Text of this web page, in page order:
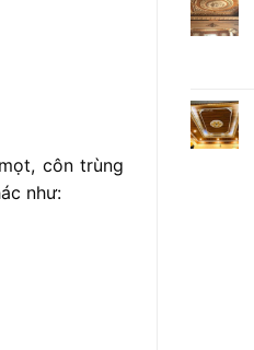
côn trùng
như: